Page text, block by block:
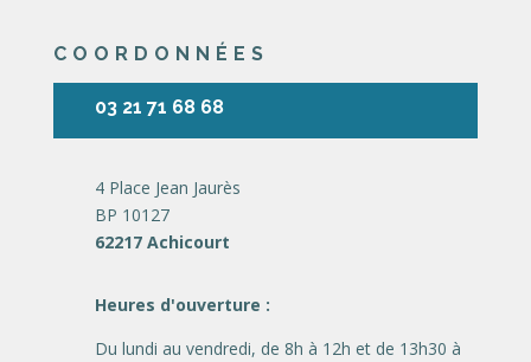
COORDONNÉES
03 21 71 68 68
4 Place Jean Jaurès
BP 10127
62217 Achicourt
Heures d'ouverture :
Du lundi au vendredi, de 8h à 12h et de 13h30 à